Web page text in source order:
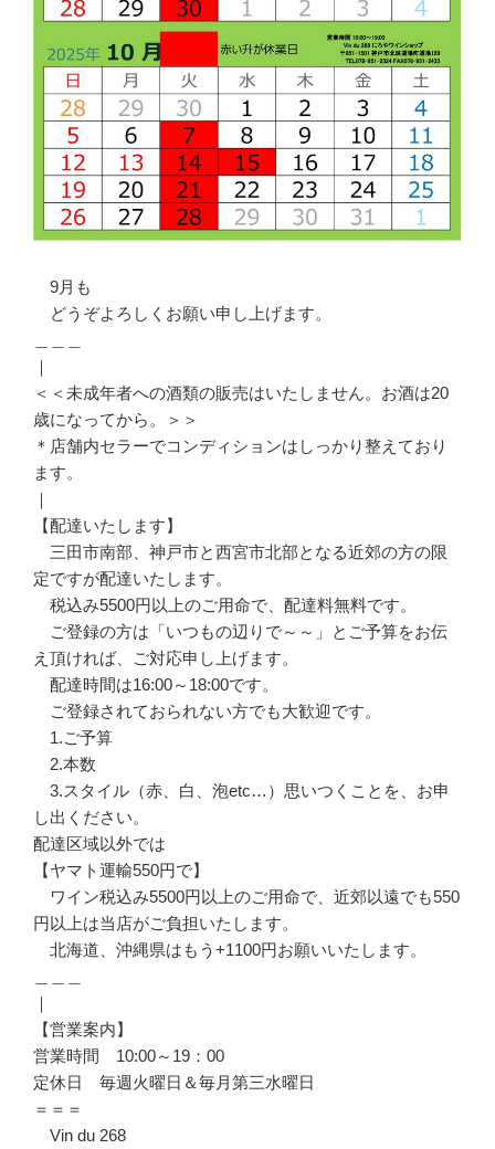
9月も
どうぞよろしくお願い申し上げます。
｜
＜＜未成年者への酒類の販売はいたしません。お酒は20
歳になってから。＞＞
＊店舗内セラーでコンディションはしっかり整えており
ます。
｜
【配達いたします】
三田市南部、神戸市と西宮市北部となる近郊の方の限
定ですが配達いたします。
税込み5500円以上のご用命で、配達料無料です。
ご登録の方は「いつもの辺りで～～」とご予算をお伝
え頂ければ、ご対応申し上げます。
配達時間は16:00～18:00です。
ご登録されておられない方でも大歓迎です。
1.ご予算
2.本数
3.スタイル（赤、白、泡etc…）思いつくことを、お申
し出ください。
配達区域以外では
【ヤマト運輸550円で】
ワイン税込み5500円以上のご用命で、近郊以遠でも550
円以上は当店がご負担いたします。
北海道、沖縄県はもう+1100円お願いいたします。
｜
【営業案内】
営業時間 10:00～19：00
定休日 毎週火曜日＆毎月第三水曜日
＝＝＝
Vin du 268